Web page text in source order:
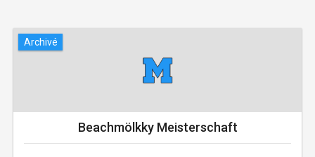
Archivé
Beachmölkky Meisterschaft